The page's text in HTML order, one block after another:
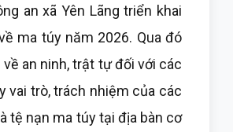
an xã Yên Lãng triển khai
ma túy năm 2026. Qua đó
an ninh, trật tự đối với các
vai trò, trách nhiệm của các
tệ nạn ma túy tại địa bàn cơ